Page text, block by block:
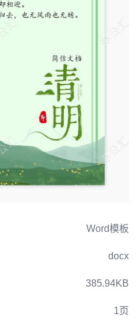
Word模板
docx
385.94KB
1页